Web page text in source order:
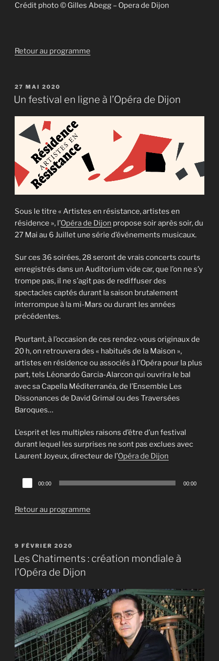
Crédit photo © Gilles Abegg – Opera de Dijon
Retour au programme
PUBLIÉ
LE
27 MAI 2020
Un festival en ligne à l’Opéra de Dijon
Sous le titre « Artistes en résistance, artistes en
résidence », l’Opéra de Dijon propose soir après soir, du
27 Mai au 6 Juillet une série d’événements musicaux.
Sur ces 36 soirées, 28 seront de vrais concerts courts
enregistrés dans un Auditorium vide car, que l’on ne s’y
trompe pas, il ne s’agit pas de rediffuser des
spectacles captés durant la saison brutalement
interrompue à la mi-Mars ou durant les années
précédentes.
Pourtant, à l’occasion de ces rendez-vous originaux de
20 h, on retrouvera des « habitués de la Maison »,
artistes en résidence ou associés à l’Opéra pour la plus
part, tels Léonardo Garcia-Alarcon qui ouvrira le bal
avec sa Capella Méditerranéa, de l’Ensemble Les
Dissonances de David Grimal ou des Traversées
Baroques…
L’esprit et les multiples raisons d’être d’un festival
durant lequel les surprises ne sont pas exclues avec
Laurent Joyeux, directeur de l’Opéra de Dijon
Lecteur
audio
00:00 00:00
Retour au programme
PUBLIÉ
LE
9 FÉVRIER 2020
Les Chatiments : création mondiale à
l’Opéra de Dijon